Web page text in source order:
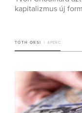
kapitalizmus új
TÓTH ORSI 4 PERC